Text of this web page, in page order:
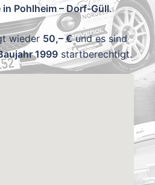
Pohlheim – Dorf-Güll.
wieder 50,– €und es sind
1999 startberechtigt.